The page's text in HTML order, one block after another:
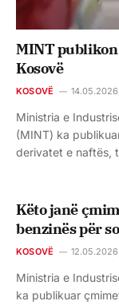
MINT publikon
Kosovë
KOSOVË
Ministria e
(MINT) ka
derivatet e naftës,
Këto janë
benzinës për
KOSOVË
Ministria e
ka publikuar